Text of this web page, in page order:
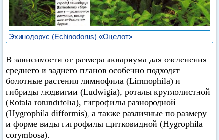
Эхинодорус (Echinodorus) «Оцелот»
В зависимости от размера аквариума для озеленения
среднего и заднего планов особенно подходят
болотные растения лимнофила (Limnophila) и
гибриды людвигии (Ludwigia), роталы круглолистной
(Rotala rotundifolia), гигрофилы разнородной
(Hygrophila difformis), а также различные по размеру
и форме виды гигрофилы щитковидной (Hygrophila
corymbosa).